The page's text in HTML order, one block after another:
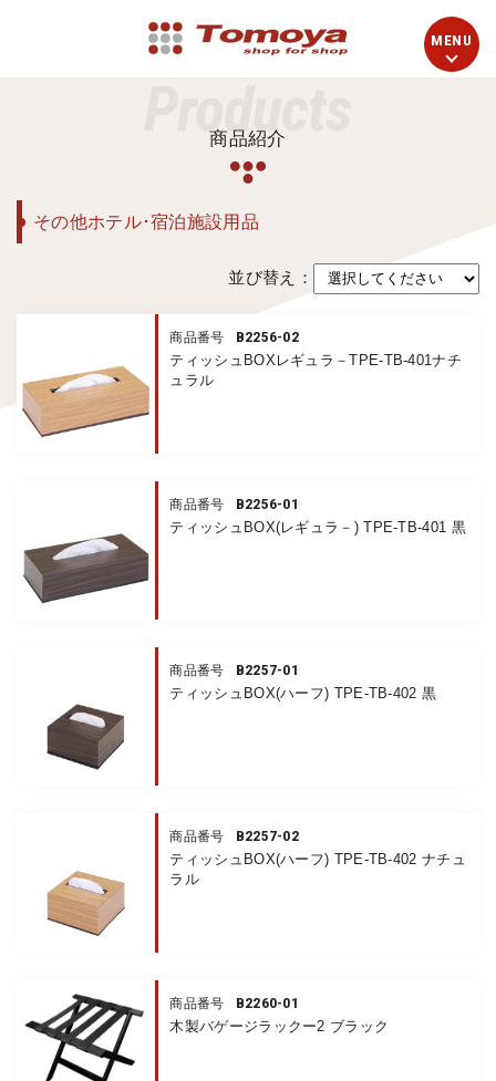
Products
商品紹介
その他ホテル･宿泊施設用品
並び替え：
商品番号 B2256-02
ティッシュBOXレギュラ－TPE-TB-401ナチ
ュラル
商品番号 B2256-01
ティッシュBOX(レギュラ－) TPE-TB-401 黒
商品番号 B2257-01
ティッシュBOX(ハーフ) TPE-TB-402 黒
商品番号 B2257-02
ティッシュBOX(ハーフ) TPE-TB-402 ナチュ
ラル
商品番号 B2260-01
木製バゲージラックー2 ブラック